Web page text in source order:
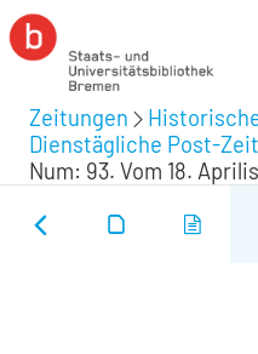
Zeitungen
Dienstägliche Post-
Num: 93. Vom 18.